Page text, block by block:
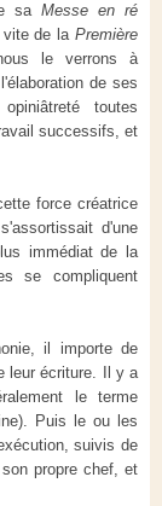
sa Messe en ré
vite de la Première
le verrons à
de ses
toutes
successifs, et
force créatrice
d'une
immédiat de la
se compliquent
il importe de
leur écriture. Il y a
le terme
Puis le ou les
suivis de
propre chef, et